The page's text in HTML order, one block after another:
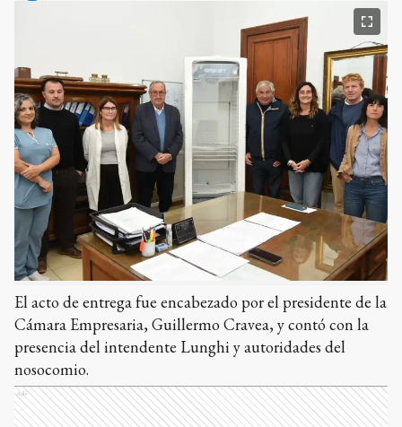
El acto de entrega fue encabezado por el presidente de la
Cámara Empresaria, Guillermo Cravea, y contó con la
presencia del intendente Lunghi y autoridades del
nosocomio.
Ads